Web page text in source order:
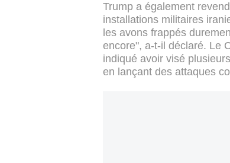
Trump a également
installations militaires
les avons frappés
encore", a-t-il déclaré. Le
indiqué avoir visé
en lançant des attaques